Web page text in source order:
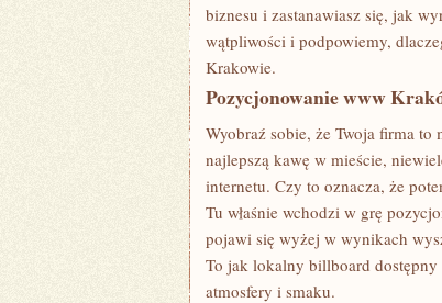
FIRMY
biznesu i zastanawiasz się, jak
wątpliwości i podpowiemy,
Krakowie.
Pozycjonowanie www
Wyobraź sobie, że Twoja firma
najlepszą kawę w mieście,
internetu. Czy to oznacza, że
Tu właśnie wchodzi w grę
pojawi się wyżej w wynikach
To jak lokalny billboard
atmosfery i smaku.